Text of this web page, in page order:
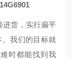
进货，实行扁平
我们的目标就
时都能找到我